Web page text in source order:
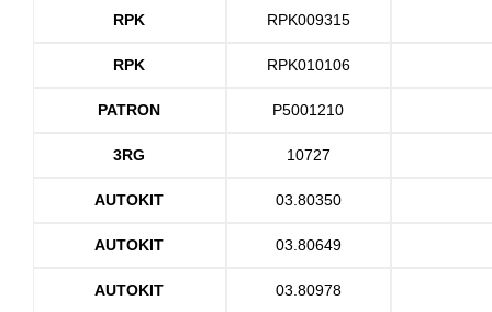
RPK RPK009315
RPK RPK010106
PATRON P5001210
3RG 10727
AUTOKIT 03.80350
AUTOKIT 03.80649
AUTOKIT 03.80978